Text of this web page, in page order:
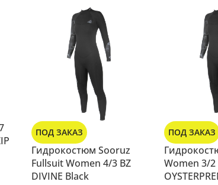
ПОД ЗАКАЗ
Гидрокостюм Sooruz
Fullsuit Women 4/3 BZ
DIVINE Black
ПОД ЗАКАЗ
Women 3/2